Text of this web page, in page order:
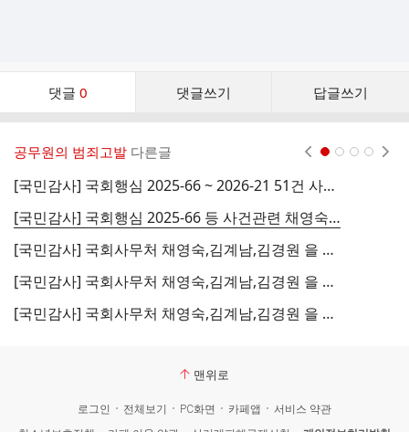
댓글 0 댓글쓰기 답글쓰기
댓
공무원의 범죄고발 다른글
[국민감사] 국회행심 2025-66 ~ 2026-21 51건 사건관련 행정심판위원들 을 직권남용, 국헌문란죄로 고발합니다
[국민감사] 국회행심 2025-66 등 사건관련 채영숙,김경원 을 직권남용, 국헌문란죄로 고발합니다
[국민감사] 국회사무처 채영숙,김계남,김경원 을 직권남용, 국헌문란죄로 고발합니다 2530
[국민감사] 국회사무처 채영숙,김계남,김경원 을 직권남용, 국헌문란죄로 고발합니다 2529
[국민감사] 국회사무처 채영숙,김계남,김경원 을 직권남용, 국헌문란죄로 고발합니다 2528
맨위로
로그인 전체보기 PC화면 카페앱
서비스 약관